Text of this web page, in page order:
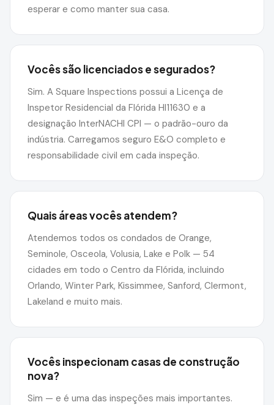
esperar e como manter sua casa.
Vocês são licenciados e segurados?
Sim. A Square Inspections possui a Licença de
Inspetor Residencial da Flórida HI11630 e a
designação InterNACHI CPI — o padrão-ouro da
indústria. Carregamos seguro E&O completo e
responsabilidade civil em cada inspeção.
Quais áreas vocês atendem?
Atendemos todos os condados de Orange,
Seminole, Osceola, Volusia, Lake e Polk — 54
cidades em todo o Centro da Flórida, incluindo
Orlando, Winter Park, Kissimmee, Sanford, Clermont,
Lakeland e muito mais.
Vocês inspecionam casas de construção
nova?
Sim — e é uma das inspeções mais importantes.